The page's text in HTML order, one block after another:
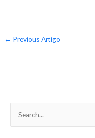
← Previous Artigo